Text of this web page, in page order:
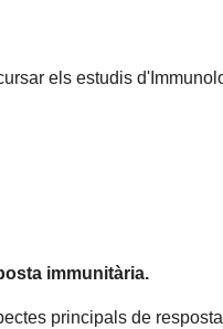
els estudis
immunitària.
principals de